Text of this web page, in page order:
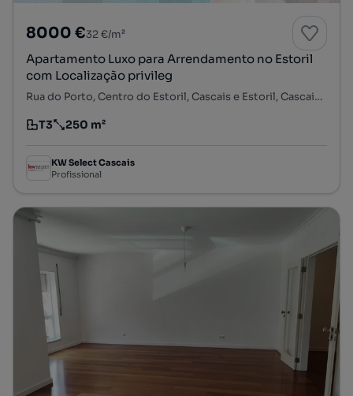
8000 €32 €/m²
Apartamento Luxo para Arrendamento no Estoril
com Localização privileg
Rua do Porto, Centro do Estoril, Cascais e Estoril, Cascais, Lisboa
Tipologia
T3
Preço por metro quadrado
250 m²
KW Select Cascais
Profissional